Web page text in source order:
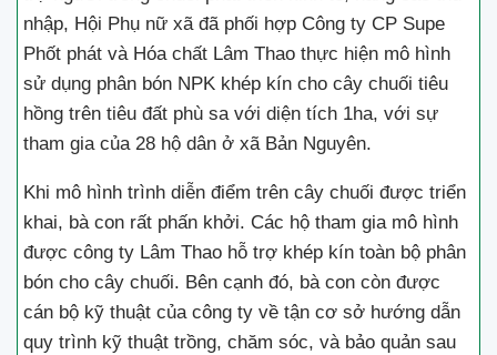
nhập, Hội Phụ nữ xã đã phối hợp Công ty CP Supe
Phốt phát và Hóa chất Lâm Thao thực hiện mô hình
sử dụng phân bón NPK khép kín cho cây chuối tiêu
hồng trên tiêu đất phù sa với diện tích 1ha, với sự
tham gia của 28 hộ dân ở xã Bản Nguyên.
Khi mô hình trình diễn điểm trên cây chuối được triển
khai, bà con rất phấn khởi. Các hộ tham gia mô hình
được công ty Lâm Thao hỗ trợ khép kín toàn bộ phân
bón cho cây chuối. Bên cạnh đó, bà con còn được
cán bộ kỹ thuật của công ty về tận cơ sở hướng dẫn
quy trình kỹ thuật trồng, chăm sóc, và bảo quản sau